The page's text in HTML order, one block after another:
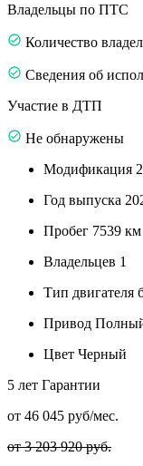
Владельцы по ПТС
Количество
Сведения об
Участие в ДТП
Не обнаружены
Модификация
Год выпуска
Пробег 7539 км
Владельцев 1
Тип двигателя
Привод
Цвет Черный
5 лет Гарантии
от 46 045 руб/мес.
от 3 203 920 руб.